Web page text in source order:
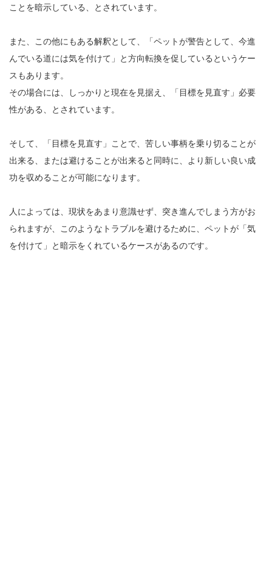
ことを暗示している、とされています。
また、この他にもある解釈として、「ペットが警告として、今進
んでいる道には気を付けて」と方向転換を促しているというケー
スもあります。
その場合には、しっかりと現在を見据え、「目標を見直す」必要
性がある、とされています。
そして、「目標を見直す」ことで、苦しい事柄を乗り切ることが
出来る、または避けることが出来ると同時に、より新しい良い成
功を収めることが可能になります。
人によっては、現状をあまり意識せず、突き進んでしまう方がお
られますが、このようなトラブルを避けるために、ペットが「気
を付けて」と暗示をくれているケースがあるのです。